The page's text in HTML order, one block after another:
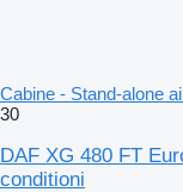
Cabine - Stand-alone
30
DAF XG 480 FT
conditioni